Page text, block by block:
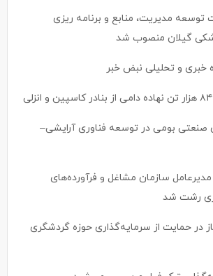
مدیریت، منابع و برنامه ریزی
گیلان منصوب شد
خبری و تحلیلی نبض خبر
بومی در توسعه فناوری آرایشی–
سازمان مشاغل و فرآورده‌های
رشت شد
در حمایت از سرمایه‌گذاری حوزه گردشگری